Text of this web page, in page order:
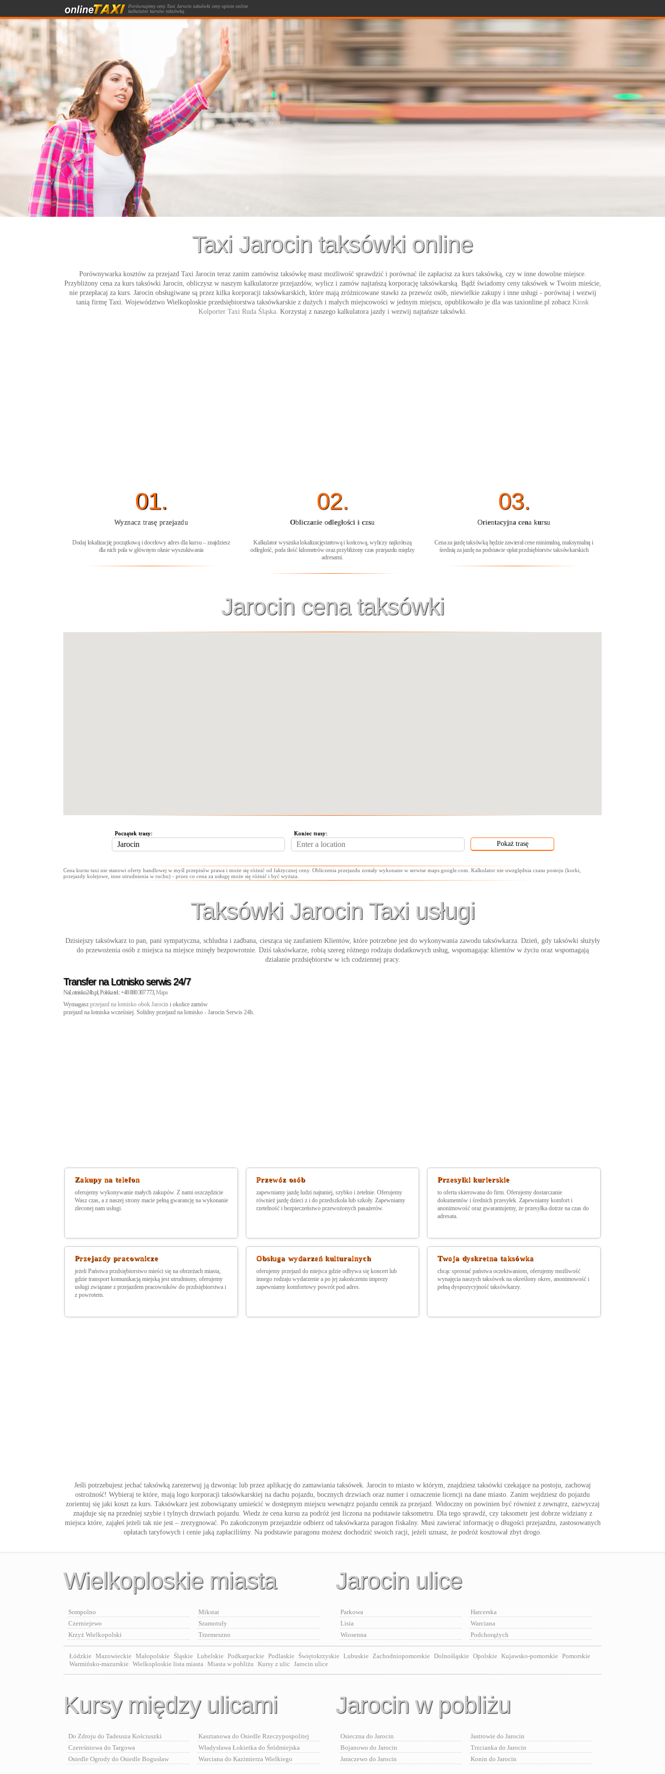
Porównujemy ceny Taxi Jarocin taksówki ceny opinie online
kalkulator kursów taksówką.
Taxi Jarocin taksówki online
Porównywarka kosztów za przejazd Taxi Jarocinteraz zanim zamówisz taksówkę masz możliwość sprawdzić i porównać ile zapłacisz za kurs taksówką, czy w inne dowolne miejsce.
Przybliżony cena za kurs taksówki Jarocin, obliczysz w naszym kalkulatorze przejazdów, wylicz i zamów najtańszą korporację taksówkarską. Bądź świadomy ceny taksówek w Twoim mieście,
nie przepłacaj za kurs. Jarocin obsługiwane są przez kilka korporacji taksówkarskich, które mają zróżnicowane stawki za przewóz osób, niewielkie zakupy i inne usługi - porównaj i wezwij
tanią firmę Taxi. Województwo Wielkoploskie przedsiębiorstwa taksówkarskie z dużych i małych miejscowości w jednym miejscu, opublikowało je dla was taxionline.pl zobacz Kiosk
Kolporter Taxi Ruda Śląska. Korzystaj z naszego kalkulatora jazdy i wezwij najtańsze taksówki.
01.
Wyznacz trasę przejazdu
Dodaj lokalizacjię początkową i docelowy adres dla kursu – znajdziesz
dla nich pola w głównym oknie wyszukiwania
02.
Obliczanie odległości i czsu
Kalkulator wyszuka lokalizacjęstartową i końcową, wyliczy najkrótszą
odległość, poda ilość kilometrów oraz przybliżony czas przejazdu między
adresami.
03.
Orientacyjna cena kursu
Cena za jazdę taksówką będzie zawierał cene minimalną, maksymalną i
średnią za jazdę na podstawie opłat przdsiębiorstw taksówkarskich
Jarocin cena taksówki
Początek trasy: Koniec trasy:
Cena kursu taxi nie stanowi oferty handlowej w myśl przepisów prawa i może się różnić od faktycznej ceny. Obliczenia przejazdu zostały wykonane w serwise maps.google.com. Kalkulator nie uwzględnia czasu postoju (korki,
przejazdy kolejowe, inne utrudnienia w ruchu) - przez co cena za usługę może się różnić i być wyższa.
Taksówki Jarocin Taxi usługi
Dzisiejszy taksówkarz to pan, pani sympatyczna, schludna i zadbana, ciesząca się zaufaniem Klientów, które potrzebne jest do wykonywania zawodu taksówkarza. Dzień, gdy taksówki służyły
do przewożenia osób z miejsca na miejsce minęły bezpowrotnie. Dziś taksówkarze, robią szereg różnego rodzaju dodatkowych usług, wspomagając klientów w życiu oraz wspomagają
działanie przdsiębiorstw w ich codziennej pracy.
Transfer na Lotnisko serwis 24/7
NaLotnisko24h.pl, Polska tel.: +48 880 307 773,Mapa
Wymagasz przejazd na lotnisko obok Jarocin i okolice zamów
przejazd na lotniska wcześniej. Solidny przejazd na lotnisko - Jarocin Serwis 24h.
Zakupy na telefon
oferujemy wykonywanie małych zakupów. Z nami oszczędzicie
Wasz czas, a z naszej strony macie pełną gwarancję na wykonanie
zleconej nam usługi.
Przewóz osób
zapewniamy jazdę ludzi najtaniej, szybko i żetelnie. Oferujemy
również jazdę dzieci z i do przedszkola lub szkoły. Zapewniamy
rzetelność i bezpieczeństwo przewożonych pasażerów.
Przesyłki kurierskie
to oferta skierowana do firm. Oferujemy dostarczanie
dokumentów i średnich przesyłek. Zapewniamy komfort i
anonimowość oraz gwarantujemy, że przesyłka dotrze na czas do
adresata.
Przejazdy pracownicze
jeżeli Państwa przdsiębiorstwo mieści się na obrzeżach miasta,
gdzie transport komunikacją miejską jest utrudniony, oferujemy
usługi związane z przejazdem pracowników do przdsiębiorstwa i
z powrotem.
Obsługa wydarzeń kulturalnych
oferujemy przejazd do miejsca gdzie odbywa się koncert lub
innego rodzaju wydarzenie a po jej zakończeniu imprezy
zapewniamy komfortowy powrót pod adres.
Twoja dyskretna taksówka
chcąc sprostać państwa oczekiwaniom, oferujemy możliwość
wynajęcia naszych taksówek na określony okres, anonimowość i
pełną dyspozycyjność taksówkarzy.
Jeśli potrzebujesz jechać taksówką zarezerwuj ją dzwoniąc lub przez aplikację do zamawiania taksówek. Jarocin to miasto w którym, znajdziesz taksówki czekające na postoju, zachowaj
ostrożność! Wybieraj te które, mają logo korporacji taksówkarskiej na dachu pojazdu, bocznych drzwiach oraz numer i oznaczenie licencji na dane miasto. Zanim wejdziesz do pojazdu
zorientuj się jaki koszt za kurs. Taksówkarz jest zobowiązany umieścić w dostępnym miejscu wewnątrz pojazdu cennik za przejazd. Widoczny on powinien być również z zewnątrz, zazwyczaj
znajduje się na przedniej szybie i tylnych drzwiach pojazdu. Wiedz że cena kursu za podróż jest liczona na podstawie taksometru. Dla tego sprawdź, czy taksometr jest dobrze widziany z
miejsca które, zająłeś jeżeli tak nie jest – zrezygnować. Po zakończonym przejazdzie odbierz od taksówkarza paragon fiskalny. Musi zawierać informację o długości przejazdzu, zastosowanych
opłatach taryfowych i cenie jaką zapłaciliśmy. Na podstawie paragonu możesz dochodzić swoich racji, jeżeli uznasz, że podróż kosztował zbyt drogo.
Wielkoploskie miasta
Sompolno
Mikstat
Czerniejewo
Szamotuły
Krzyż Wielkopolski
Trzemeszno
Jarocin ulice
Parkowa
Harcerska
Lisia
Warciana
Wiosenna
Podchorążych
Łódzkie Mazowieckie Małopolskie Śląskie Lubelskie Podkarpackie Podlaskie Świętokrzyskie Lubuskie Zachodniopomorskie Dolnośląskie Opolskie Kujawsko-pomorskie Pomorskie
Warmińsko-mazurskie Wielkoploskie lista miasta Miasta w pobliżu Kursy z ulic Jarocin ulice
Kursy między ulicami
Do Zdroju do Tadeusza Kościuszki
Kasztanowa do Osiedle Rzeczypospolitej
Czereśniowa do Targowa
Władysława Łokietka do Śródmiejska
Osiedle Ogrody do Osiedle Bogusław
Warciana do Kazimierza Wielkiego
Jarocin w pobliżu
Osieczna do Jarocin
Jastrowie do Jarocin
Bojanowo do Jarocin
Trzcianka do Jarocin
Jaraczewo do Jarocin
Konin do Jarocin